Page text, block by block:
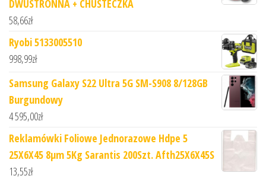
DWUSTRONNA + CHUSTECZKA
58,66zł
Ryobi 5133005510
998,99zł
Samsung Galaxy S22 Ultra 5G SM-S908 8/128GB
Burgundowy
4 595,00zł
Reklamówki Foliowe Jednorazowe Hdpe 5
25X6X45 8µm 5Kg Sarantis 200Szt. Afth25X6X45S
13,55zł